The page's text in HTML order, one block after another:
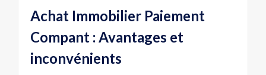
Achat Immobilier Paiement
Compant : Avantages et
inconvénients